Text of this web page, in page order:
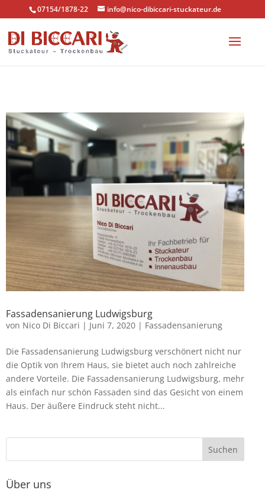
#main-footer .footer-widget h4 { color: #efefef!important; }
07154/1878-22 info@nico-dibiccari-stuckateur.de
Fassadensanierung Ludwigsburg
von Nico Di Biccari | Juni 7, 2020 | Fassadensanierung
Die Fassadensanierung Ludwigsburg verschönert nicht nur
die Optik von Ihrem Haus, sie bietet auch noch zahlreiche
andere Vorteile. Die Fassadensanierung Ludwigsburg, mehr
als einfach nur schön Fassaden sind das Gesicht von einem
Haus. Der äußere Eindruck steht nicht...
Über uns